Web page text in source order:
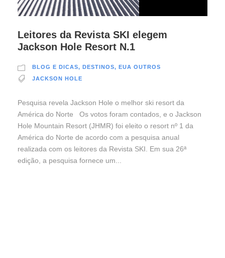
Leitores da Revista SKI elegem
Jackson Hole Resort N.1
BLOG E DICAS, DESTINOS, EUA OUTROS
JACKSON HOLE
Pesquisa revela Jackson Hole o melhor ski resort da
América do Norte Os votos foram contados, e o Jackson
Hole Mountain Resort (JHMR) foi eleito o resort nº 1 da
América do Norte de acordo com a pesquisa anual
realizada com os leitores da Revista SKI. Em sua 26ª
edição, a pesquisa fornece um...